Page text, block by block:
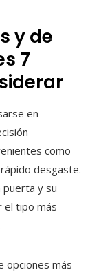
y de
7
en
como
desgaste.
puerta y su
el tipo más
opciones más